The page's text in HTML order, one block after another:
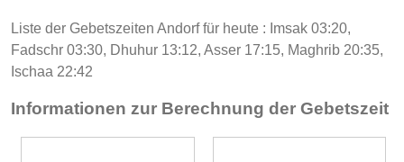
Liste der Gebetszeiten Andorf für heute : Imsak 03:20,
Fadschr 03:30, Dhuhur 13:12, Asser 17:15, Maghrib 20:35,
Ischaa 22:42
Informationen zur Berechnung der Gebetszeit